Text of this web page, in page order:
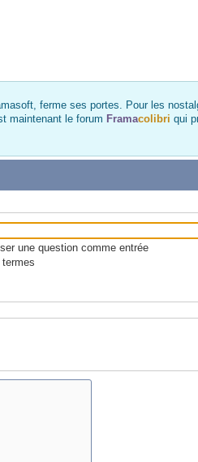
ferme ses portes. Pour les
maintenant le forum Framacolibri qui
une question comme entrée
termes